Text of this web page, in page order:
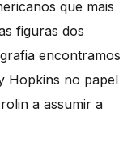
que mais
figuras dos
encontramos
Hopkins no papel
a assumir a